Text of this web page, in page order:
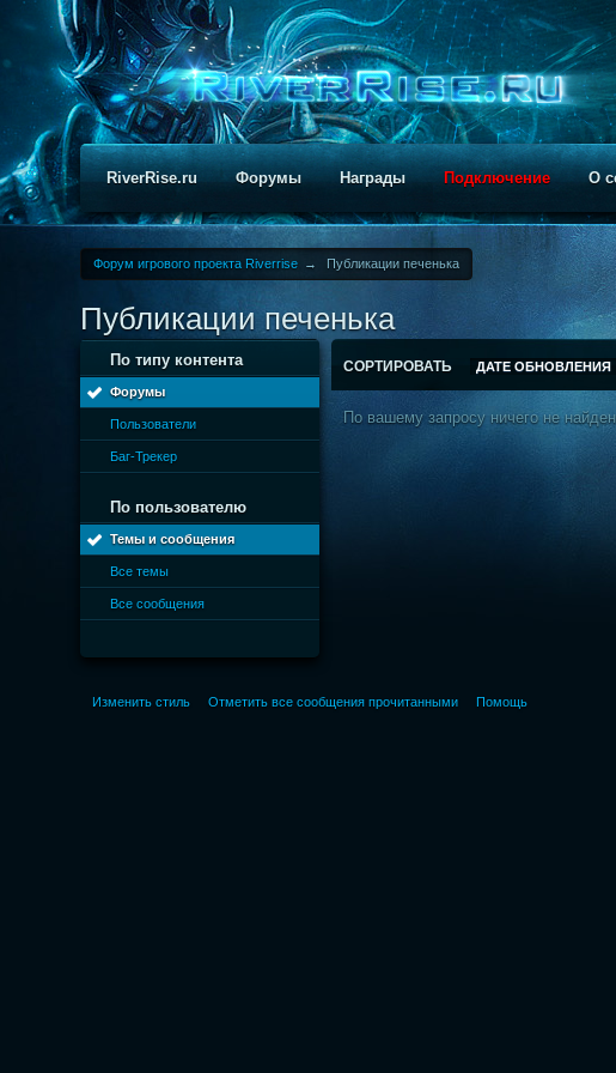
RiverRise.ru Форумы Награды Подключение О
Форум игрового проекта Riverrise → Публикации печенька
Публикации печенька
По типу контента
Форумы
Пользователи
Баг-Трекер
По пользователю
Темы и сообщения
Все темы
Все сообщения
СОРТИРОВАТЬ ДАТЕ ОБНОВЛЕНИЯ
По вашему запросу ничего не
Изменить стиль Отметить все сообщения прочитанными Помощь